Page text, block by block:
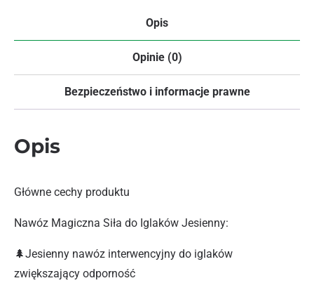
Opis
Opinie (0)
Bezpieczeństwo i informacje prawne
Opis
Główne cechy produktu
Nawóz Magiczna Siła do Iglaków Jesienny:
🌲Jesienny nawóz interwencyjny do iglaków
zwiększający odporność